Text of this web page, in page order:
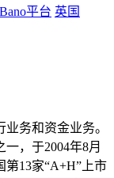
平台 英国
务和资金业务。
，于2004年8月
第13家“A+H”上市